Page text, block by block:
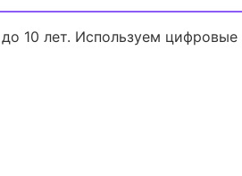
10 лет. Используем